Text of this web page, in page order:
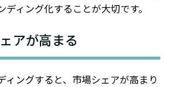
ィング化することが大切です。
アが高まる
ィングすると、市場シェアが高まり